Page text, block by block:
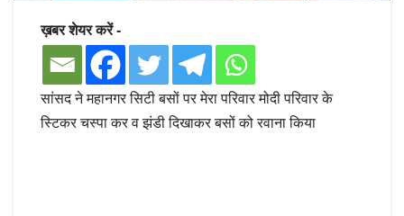
ख़बर शेयर करें -
सांसद ने महानगर सिटी बसों पर मेरा परिवार मोदी परिवार के
स्टिकर चस्पा कर व झंडी दिखाकर बसों को रवाना किया